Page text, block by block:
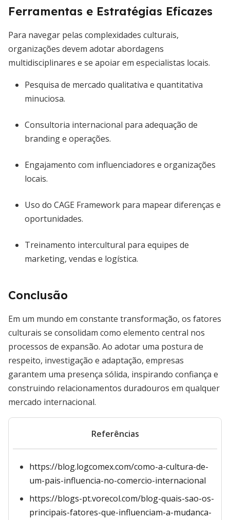
Ferramentas e Estratégias Eficazes
Para navegar pelas complexidades culturais,
organizações devem adotar abordagens
multidisciplinares e se apoiar em especialistas locais.
Pesquisa de mercado qualitativa e quantitativa
minuciosa.
Consultoria internacional para adequação de
branding e operações.
Engajamento com influenciadores e organizações
locais.
Uso do CAGE Framework para mapear diferenças e
oportunidades.
Treinamento intercultural para equipes de
marketing, vendas e logística.
Conclusão
Em um mundo em constante transformação, os fatores
culturais se consolidam como elemento central nos
processos de expansão. Ao adotar uma postura de
respeito, investigação e adaptação, empresas
garantem uma presença sólida, inspirando confiança e
construindo relacionamentos duradouros em qualquer
mercado internacional.
Referências
https://blog.logcomex.com/como-a-cultura-de-
um-pais-influencia-no-comercio-internacional
https://blogs-pt.vorecol.com/blog-quais-sao-os-
principais-fatores-que-influenciam-a-mudanca-